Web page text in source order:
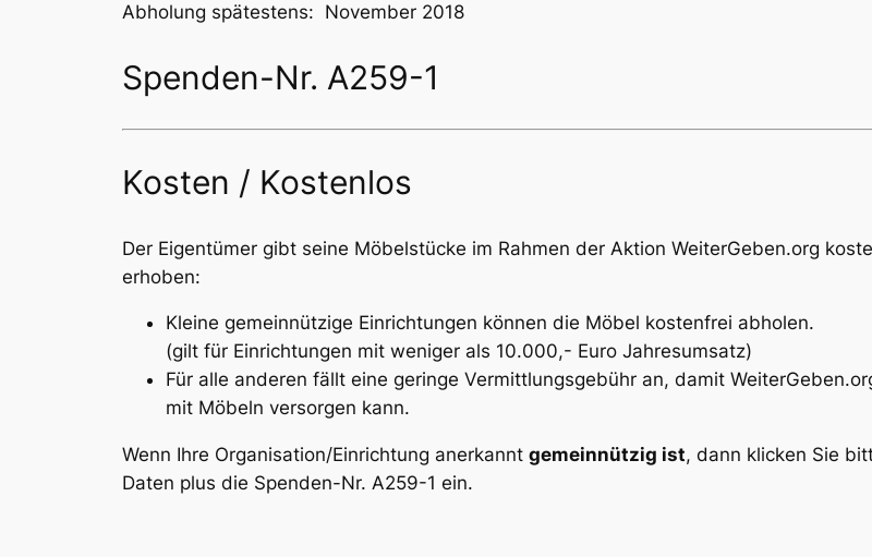
Abholung spätestens: November 2018
Spenden-Nr. A259-1
Kosten / Kostenlos
Der Eigentümer gibt seine Möbelstücke im Rahmen der Aktion WeiterGeben.org
erhoben:
Kleine gemeinnützige Einrichtungen können die Möbel kostenfrei abholen.
(gilt für Einrichtungen mit weniger als 10.000,- Euro Jahresumsatz)
Für alle anderen fällt eine geringe Vermittlungsgebühr an, damit
mit Möbeln versorgen kann.
Wenn Ihre Organisation/Einrichtung anerkannt gemeinnützig ist, dann klicken Sie
Daten plus die Spenden-Nr. A259-1 ein.